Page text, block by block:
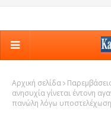
Αρχική σελίδα
ανησυχία γίνεται έντονη
πανώλη λόγω